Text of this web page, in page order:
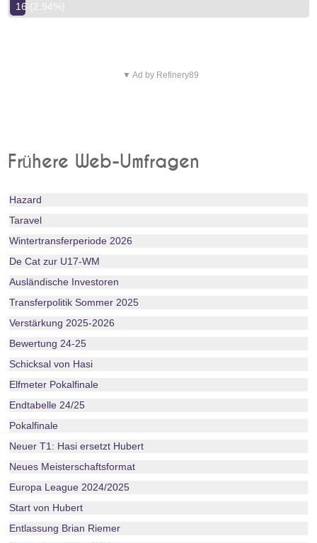
16 (2.94%)
▼ Ad by Refinery89
Frühere Web-Umfragen
Hazard
Taravel
Wintertransferperiode 2026
De Cat zur U17-WM
Ausländische Investoren
Transferpolitik Sommer 2025
Verstärkung 2025-2026
Bewertung 24-25
Schicksal von Hasi
Elfmeter Pokalfinale
Endtabelle 24/25
Pokalfinale
Neuer T1: Hasi ersetzt Hubert
Neues Meisterschaftsformat
Europa League 2024/2025
Start von Hubert
Entlassung Brian Riemer